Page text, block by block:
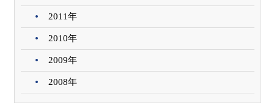
2011年
2010年
2009年
2008年